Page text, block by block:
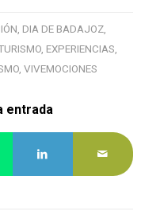
DIA DE BADAJOZ,
, EXPERIENCIAS
, VIVEMOCIONES
entrada